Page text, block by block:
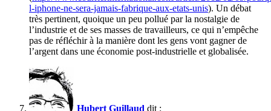
l-iphone-ne-sera-jamais-fabrique-aux-etats-unis). Un débat
très pertinent, quoique un peu pollué par la nostalgie de
l’industrie et de ses masses de travailleurs, ce qui n’empêche
pas de réfléchir à la manière dont les gens vont gagner de
l’argent dans une économie post-industrielle et globalisée.
Hubert Guillaud dit :